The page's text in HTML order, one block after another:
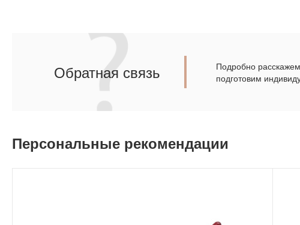
Обратная связь
Подробно
подготовим
Персональные рекомендации